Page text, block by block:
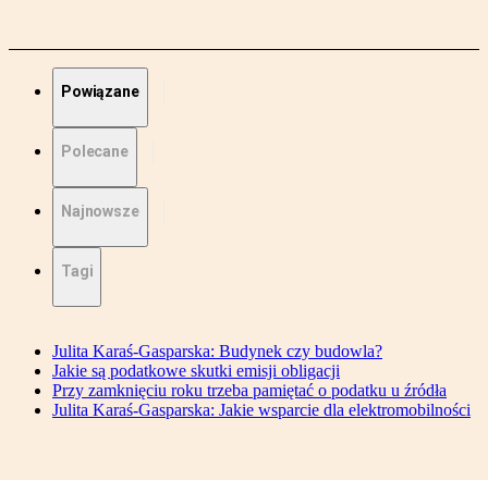
Powiązane
Polecane
Najnowsze
Tagi
Julita Karaś-Gasparska: Budynek czy budowla?
Jakie są podatkowe skutki emisji obligacji
Przy zamknięciu roku trzeba pamiętać o podatku u źródła
Julita Karaś-Gasparska: Jakie wsparcie dla elektromobilności